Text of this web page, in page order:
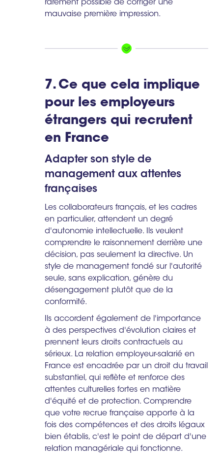
rarement possible de corriger une
mauvaise première impression.
7. Ce que cela implique
pour les employeurs
étrangers qui recrutent
en France
Adapter son style de
management aux attentes
françaises
Les collaborateurs français, et les cadres
en particulier, attendent un degré
d'autonomie intellectuelle. Ils veulent
comprendre le raisonnement derrière une
décision, pas seulement la directive. Un
style de management fondé sur l'autorité
seule, sans explication, génère du
désengagement plutôt que de la
conformité.
Ils accordent également de l'importance
à des perspectives d'évolution claires et
prennent leurs droits contractuels au
sérieux. La relation employeur-salarié en
France est encadrée par un droit du travail
substantiel, qui reflète et renforce des
attentes culturelles fortes en matière
d'équité et de protection. Comprendre
que votre recrue française apporte à la
fois des compétences et des droits légaux
bien établis, c'est le point de départ d'une
relation managériale qui fonctionne.